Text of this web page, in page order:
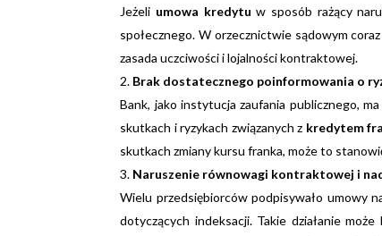
Jeżeli umowa kredytu w sposób rażący
społecznego. W orzecznictwie sądowym
zasada uczciwości i lojalności kontraktowej.
Brak dostatecznego poinformowania o
Bank, jako instytucja zaufania publicznego,
skutkach i ryzykach związanych z kredytem
skutkach zmiany kursu franka, może to
Naruszenie równowagi kontraktowej i
Wielu przedsiębiorców podpisywało umowy
dotyczących indeksacji. Takie działanie